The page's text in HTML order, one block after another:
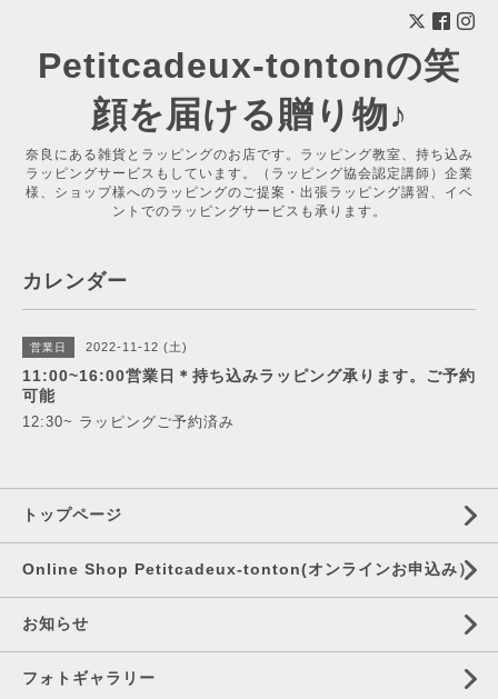
Petitcadeux-tontonの笑
顔を届ける贈り物♪
奈良にある雑貨とラッピングのお店です。ラッピング教室、持ち込み
ラッピングサービスもしています。（ラッピング協会認定講師）企業
様、ショップ様へのラッピングのご提案・出張ラッピング講習、イベ
ントでのラッピングサービスも承ります。
カレンダー
営業日 2022-11-12 (土)
11:00~16:00営業日＊持ち込みラッピング承ります。ご予約
可能
12:30~ ラッピングご予約済み
トップページ
Online Shop Petitcadeux-tonton(オンラインお申込み）
お知らせ
フォトギャラリー